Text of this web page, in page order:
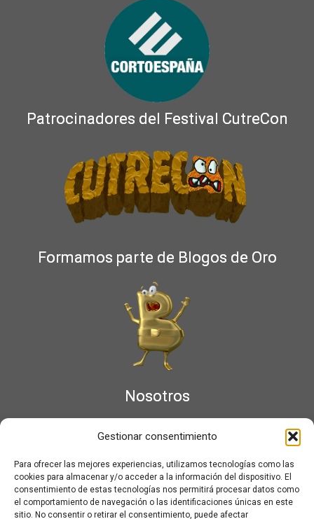
Gestionar consentimiento
Para ofrecer las mejores experiencias, utilizamos tecnologías como las
cookies para almacenar y/o acceder a la información del dispositivo. El
consentimiento de estas tecnologías nos permitirá procesar datos como
el comportamiento de navegación o las identificaciones únicas en este
sitio. No consentir o retirar el consentimiento, puede afectar
Patrocinadores del Festival CutreCon
Formamos parte de Blogos de Oro
Nosotros
Aviso legal
Más información sobre las cookies
Noticias al correo
Política de cookies